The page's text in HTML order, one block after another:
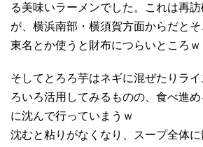
る美味いラーメンでした。これは再訪
が、横浜南部・横須賀方面からだとそ
東名とか使うと財布につらいところｗ
そしてとろろ芋はネギに混ぜたりラ
ろいろ活用してみるものの、食べ進
に沈んで行っていまうｗ
沈むと粘りがなくなり、スープ全体に